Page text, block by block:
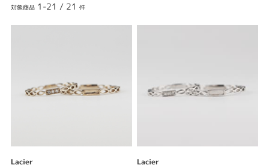
表示列数
対象商品 1-21 / 21 件
Lacier Lacier